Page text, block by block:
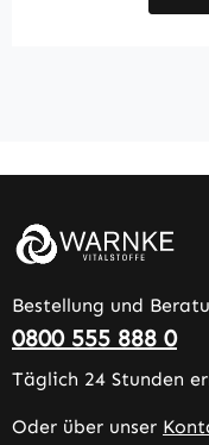
Bestellung und
0800 555 888 0
Täglich 24 Stunden
Oder über unser